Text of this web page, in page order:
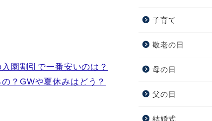
園割引で一番安いのは？
？GWや夏休みはどう？
子育て
敬老の日
母の日
父の日
結婚式